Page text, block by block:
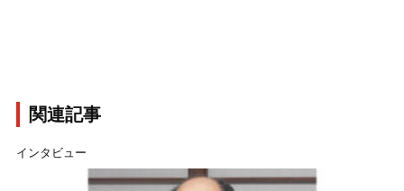
関連記事
インタビュー